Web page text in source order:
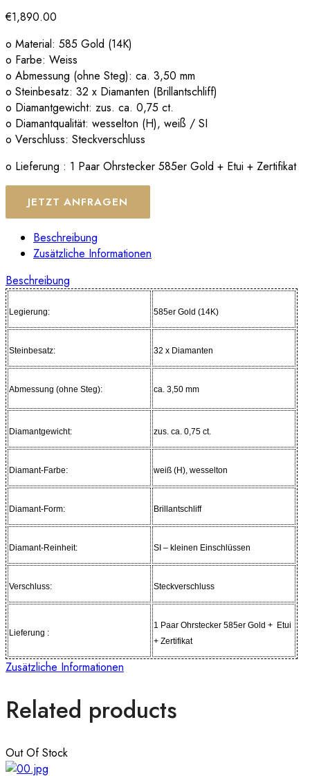
€1,890.00
o Material: 585 Gold (14K)
o Farbe: Weiss
o Abmessung (ohne Steg): ca. 3,50 mm
o Steinbesatz: 32 x Diamanten (Brillantschliff)
o Diamantgewicht: zus. ca. 0,75 ct.
o Diamantqualität: wesselton (H), weiß / SI
o Verschluss: Steckverschluss
o Lieferung : 1 Paar Ohrstecker 585er Gold + Etui + Zertifikat
JETZT ANFRAGEN
Beschreibung
Zusätzliche Informationen
Beschreibung
Legierung: 585er Gold (14K)
Steinbesatz: 32 x Diamanten
Abmessung (ohne Steg): ca. 3,50 mm
Diamantgewicht: zus. ca. 0,75 ct.
Diamant-Farbe: weiß (H), wesselton
Diamant-Form: Brillantschliff
Diamant-Reinheit: SI – kleinen Einschlüssen
Verschluss: Steckverschluss
Lieferung :
1 Paar Ohrstecker 585er Gold + Etui
+ Zertifikat
Zusätzliche Informationen
Related products
Out Of Stock